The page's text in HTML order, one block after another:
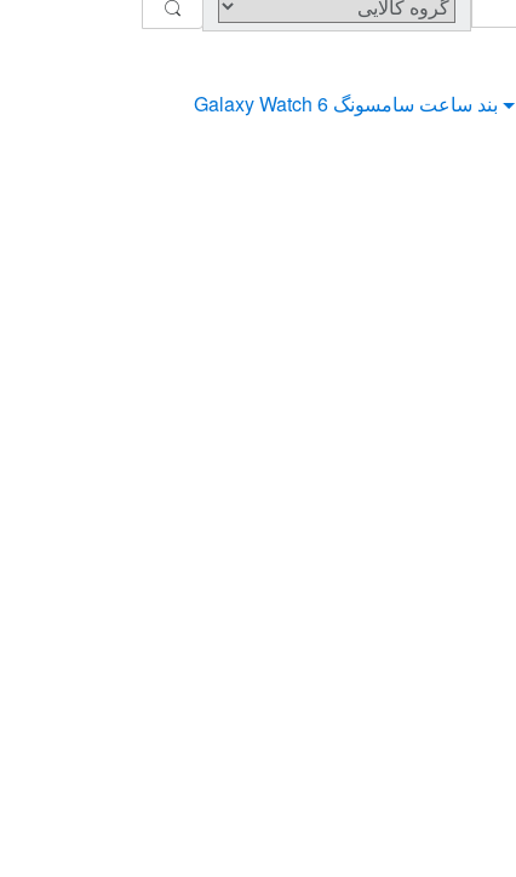
بند ساعت سامسونگ Galaxy Watch 6